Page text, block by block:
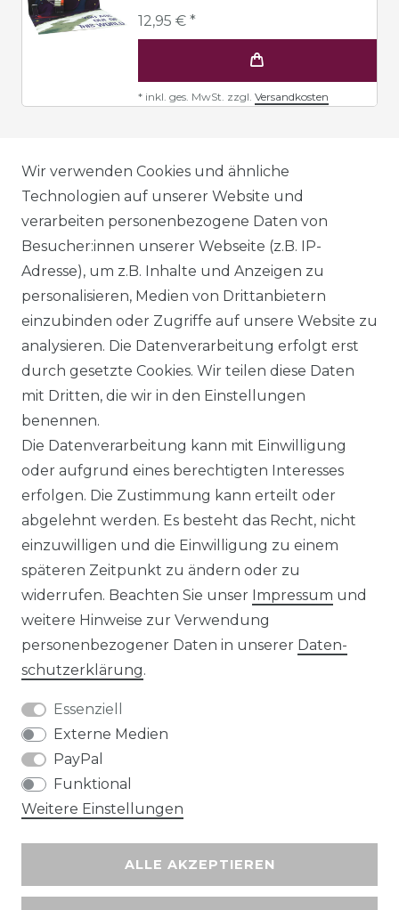
12,95 € *
* inkl. ges. MwSt. zzgl. Versandkosten
AGB
DATENSCHUTZERKLÄRUNG
WIDERRUFSRECHT
IMPRESSUM
KONTAKT
Unsere Zahlungsmöglichkeiten
Wir versenden mit
Wir verwenden Cookies und ähnliche
Technologien auf unserer Website und
verarbeiten personenbezogene Daten von
Besucher:innen unserer Webseite (z.B. IP-
Adresse), um z.B. Inhalte und Anzeigen zu
personalisieren, Medien von Drittanbietern
einzubinden oder Zugriffe auf unsere Website zu
analysieren. Die Datenverarbeitung erfolgt erst
durch gesetzte Cookies. Wir teilen diese Daten
mit Dritten, die wir in den Einstellungen
benennen.
Die Datenverarbeitung kann mit Einwilligung
oder aufgrund eines berechtigten Interesses
erfolgen. Die Zustimmung kann erteilt oder
abgelehnt werden. Es besteht das Recht, nicht
einzuwilligen und die Einwilligung zu einem
späteren Zeitpunkt zu ändern oder zu
widerrufen. Beachten Sie unser Impressum und
weitere Hinweise zur Verwendung
personenbezogener Daten in unserer Daten­
schutz­erklärung.
Essenziell
Externe Medien
PayPal
Funktional
Weitere Einstellungen
ALLE AKZEPTIEREN